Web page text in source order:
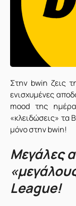
Στην bwin ζεις
ενισχυμένες
mood της
«κλειδώσεις» τα
μόνο στην bwin!
Μεγάλες
League!